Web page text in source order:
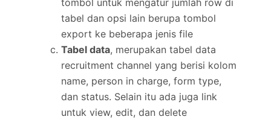
tombol untuk mengatur jumlah row di
tabel dan opsi lain berupa tombol
export ke beberapa jenis file
Tabel data, merupakan tabel data
recruitment channel yang berisi kolom
name, person in charge, form type,
dan status. Selain itu ada juga link
untuk view, edit, dan delete